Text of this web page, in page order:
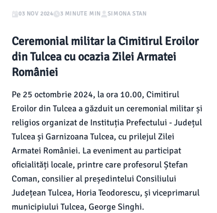
03 NOV 2024 3 MINUTE MIN SIMONA STAN
Ceremonial militar la Cimitirul Eroilor
din Tulcea cu ocazia Zilei Armatei
României
Pe 25 octombrie 2024, la ora 10.00, Cimitirul
Eroilor din Tulcea a găzduit un ceremonial militar și
religios organizat de Instituția Prefectului - Județul
Tulcea și Garnizoana Tulcea, cu prilejul Zilei
Armatei României. La eveniment au participat
oficialități locale, printre care profesorul Ștefan
Coman, consilier al președintelui Consiliului
Județean Tulcea, Horia Teodorescu, și viceprimarul
municipiului Tulcea, George Singhi.